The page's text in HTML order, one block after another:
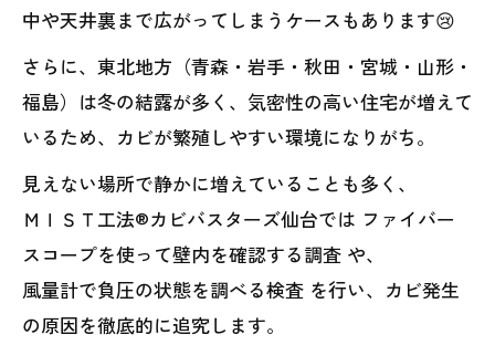
中や天井裏まで広がってしまうケースもあります😢
さらに、東北地方（青森・岩手・秋田・宮城・山形・
福島）は冬の結露が多く、気密性の高い住宅が増えて
いるため、カビが繁殖しやすい環境になりがち。
見えない場所で静かに増えていることも多く、
ＭＩＳＴ工法®カビバスターズ仙台では ファイバー
スコープを使って壁内を確認する調査 や、
風量計で負圧の状態を調べる検査 を行い、カビ発生
の原因を徹底的に追究します。